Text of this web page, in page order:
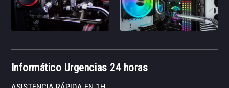
Informático Urgencias 24 horas